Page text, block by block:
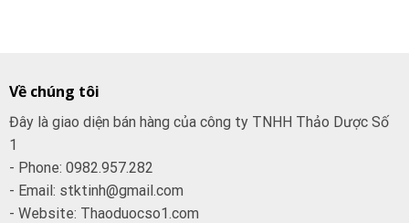
Về chúng tôi
Đây là giao diện bán hàng của công ty TNHH Thảo Dược Số
1
- Phone: 0982.957.282
- Email: stktinh@gmail.com
- Website: Thaoduocso1.com